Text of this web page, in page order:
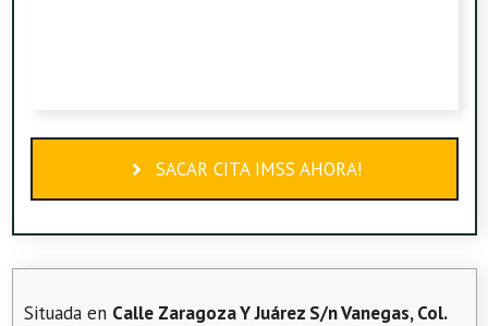
SACAR CITA IMSS AHORA!
Situada en Calle Zaragoza Y Juárez S/n Vanegas, Col.